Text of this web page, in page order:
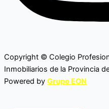
Copyright © Colegio
Inmobiliarios de la Provincia
Powered by Grupo EON